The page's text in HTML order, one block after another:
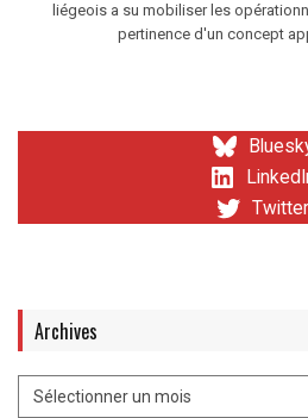
liégeois a su mobiliser les
pertinence d'un concept
Twitter
Archives